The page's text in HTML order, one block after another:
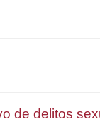
de delitos